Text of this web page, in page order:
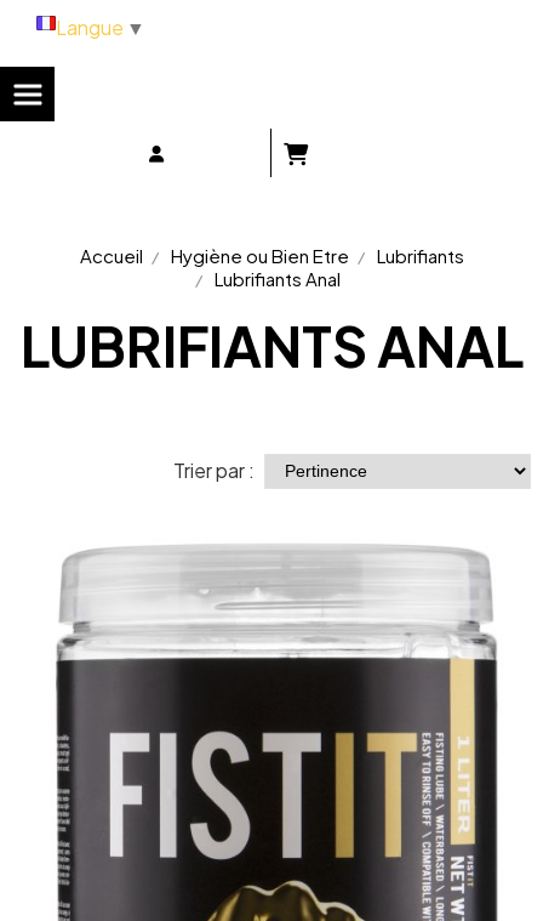
Accueil Hygiène ou Bien Etre
Lubrifiants
Lubrifiants Anal
LUBRIFIANTS ANAL
Trier par :
Langue ▼